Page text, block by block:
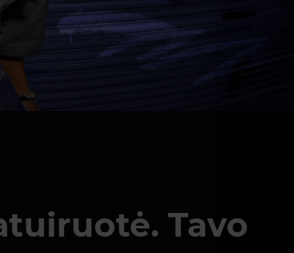
Tavo